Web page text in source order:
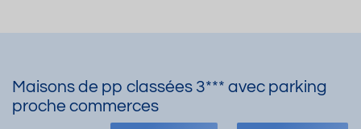
Maisons de pp classées 3*** avec parking
proche commerces